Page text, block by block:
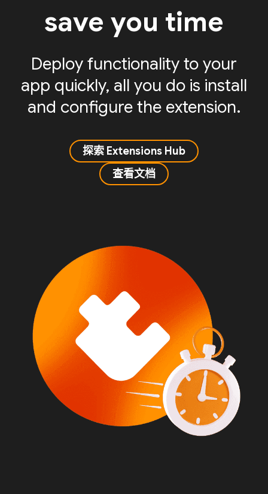
save you time
Deploy functionality to your
app quickly, all you do is install
and configure the extension.
探索 Extensions Hub
查看文档